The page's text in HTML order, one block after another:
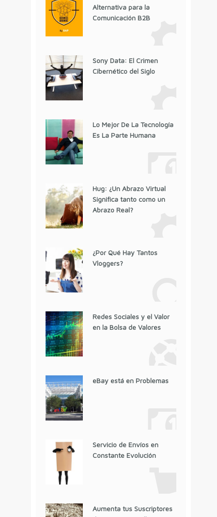
Alternativa para la
Comunicación B2B
Sony Data: El Crimen
Cibernético del Siglo
Lo Mejor De La Tecnología
Es La Parte Humana
Hug: ¿Un Abrazo Virtual
Significa tanto como un
Abrazo Real?
¿Por Qué Hay Tantos
Vloggers?
Redes Sociales y el Valor
en la Bolsa de Valores
eBay está en Problemas
Servicio de Envíos en
Constante Evolución
Aumenta tus Suscriptores